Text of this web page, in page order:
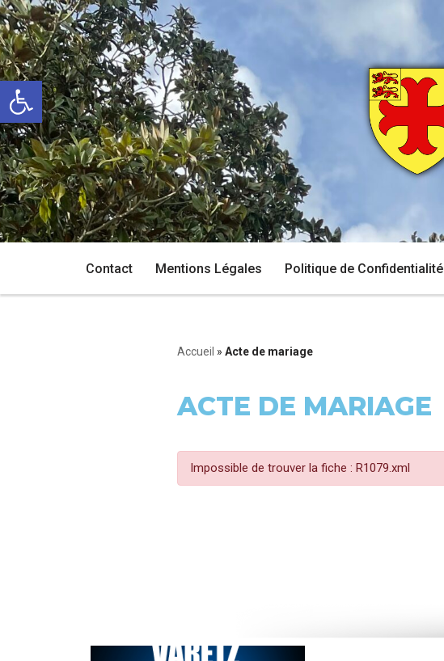
Ouvrir la barre d’outils
Aller
au
contenu
Contact Mentions Légales Politique de Confidentialité
Accueil » Acte de mariage
ACTE DE MARIAGE
Impossible de trouver la fiche : R1079.xml